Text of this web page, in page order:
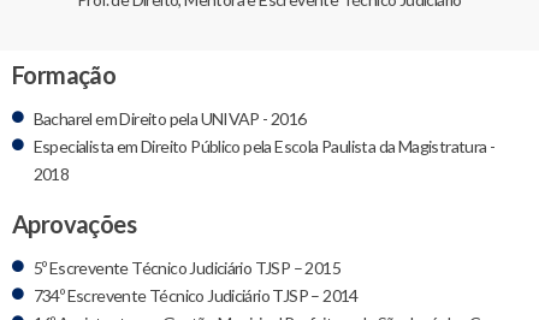
Formação
Bacharel em Direito pela UNIVAP - 2016
Especialista em Direito Público pela Escola Paulista da Magistratura -
2018
Aprovações
5º Escrevente Técnico Judiciário TJSP – 2015
734º Escrevente Técnico Judiciário TJSP – 2014